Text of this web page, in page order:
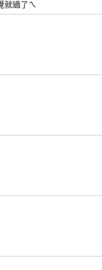
就過了ㄟ